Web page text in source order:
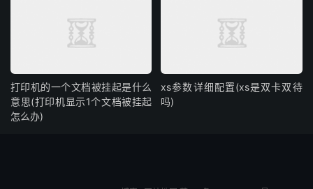
打印机的一个文档被挂起是什么
意思(打印机显示1个文档被挂起
怎么办)
xs参数详细配置(xs是双卡双待
吗)